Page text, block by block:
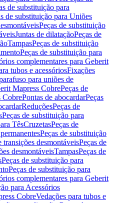
de substituição para
de substituição para Uniões
Peças de substituição
Juntas de dilataçãoPeças de
TampasPeças de substituição
Peças de substituição para
complementares para Geberit
tubos e acessóriosFixações
para uniões de
Mapress CobrePeças de
CobrePontas de abocardarPeças
ReduçõesPeças de
Peças de substituição para
TêsCruzetasPeças de
Peças de substituição
transições desmontáveisPeças de
desmontáveisTampasPeças de
Peças de substituição para
Peças de substituição para
complementares para Geberit
para Acessórios
CobreVedações para tubos e